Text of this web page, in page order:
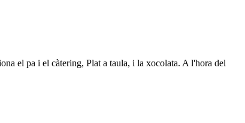
el pa i el càtering, Plat a taula, i la xocolata. A l'hora del